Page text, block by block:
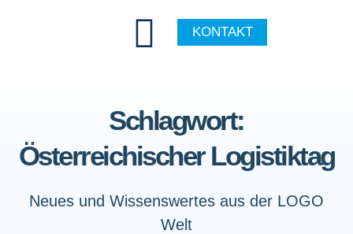
KONTAKT
Schlagwort:
Österreichischer Logistiktag
Neues und Wissenswertes aus der LOGO
Welt